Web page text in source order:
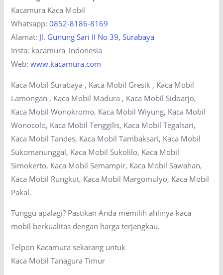
Kacamura Kaca Mobil
Whatsapp:0852-8186-8169
Alamat: Jl. Gunung Sari II No 39, Surabaya
Insta: kacamura_indonesia
Web:www.kacamura.com
Kaca Mobil Surabaya , Kaca Mobil Gresik , Kaca Mobil
Lamongan , Kaca Mobil Madura , Kaca Mobil Sidoarjo,
Kaca Mobil Wonokromo, Kaca Mobil Wiyung, Kaca Mobil
Wonocolo, Kaca Mobil Tenggilis, Kaca Mobil Tegalsari,
Kaca Mobil Tandes, Kaca Mobil Tambaksari, Kaca Mobil
Sukomanunggal, Kaca Mobil Sukolilo, Kaca Mobil
Simokerto, Kaca Mobil Semampir, Kaca Mobil Sawahan,
Kaca Mobil Rungkut, Kaca Mobil Margomulyo, Kaca Mobil
Pakal.
Tunggu apalagi? Pastikan Anda memilih ahlinya kaca
mobil berkualitas dengan harga terjangkau.
Telpon Kacamura sekarang untuk
Kaca Mobil Tanagura Timur